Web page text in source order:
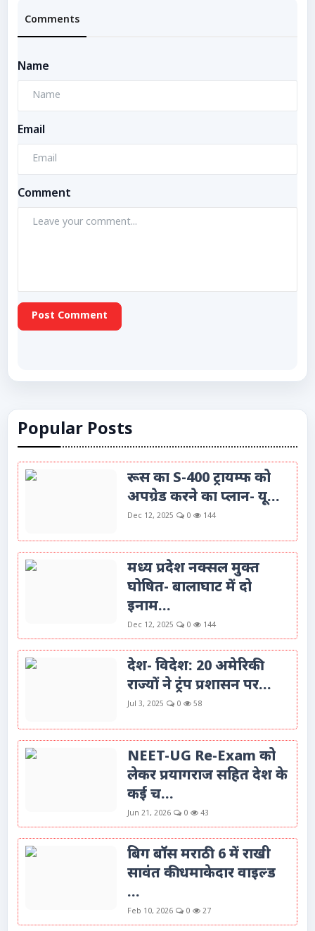
Comments
Name
Email
Comment
Post Comment
Popular Posts
रूस का S-400 ट्रायम्फ को
अपग्रेड करने का प्लान- यू...
Dec 12, 2025 0 144
मध्य प्रदेश नक्सल मुक्त
घोषित- बालाघाट में दो
इनाम...
Dec 12, 2025 0 144
देश- विदेश: 20 अमेरिकी
राज्यों ने ट्रंप प्रशासन पर...
Jul 3, 2025 0 58
NEET-UG Re-Exam को
लेकर प्रयागराज सहित देश के
कई च...
Jun 21, 2026 0 43
बिग बॉस मराठी 6 में राखी
सावंत की धमाकेदार वाइल्ड
...
Feb 10, 2026 0 27